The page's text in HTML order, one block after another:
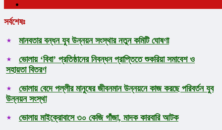
সর্বশেষঃ
মানবতার বন্ধন যুব উন্নয়ন সংস্থার নতুন কমিটি ঘোষণা
ভোলায় ‘বিবা’ প্রতিষ্ঠানের নিবন্ধন প্রাপ্তিতে শুকরিয়া সমাবেশ ও
সহায়তা বিতরণ
ভোলায় বেদে পল্লীর মানুষের জীবনমান উন্নয়নে কাজ করছে পরিবর্তন যুব
উন্নয়ন সংস্থা
ভোলায় মাইক্রোবাসে ৩০ কেজি গাঁজা, মাদক কারবারি আটক